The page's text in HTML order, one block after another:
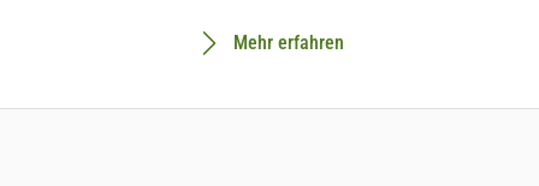
Mehr erfahren